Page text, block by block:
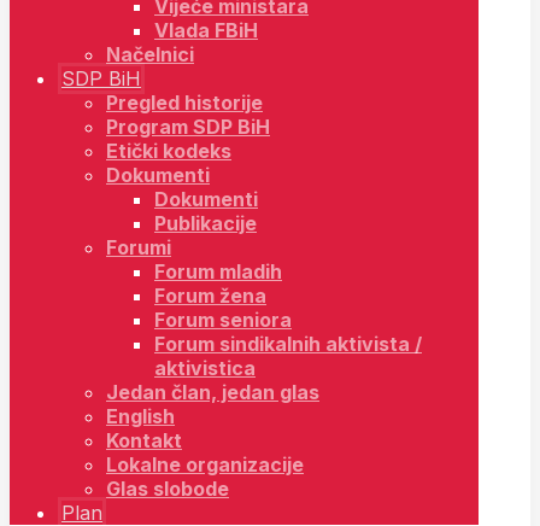
Vijeće ministara
Vlada FBiH
Načelnici
SDP BiH
Pregled historije
Program SDP BiH
Etički kodeks
Dokumenti
Dokumenti
Publikacije
Forumi
Forum mladih
Forum žena
Forum seniora
Forum sindikalnih aktivista /
aktivistica
Jedan član, jedan glas
English
Kontakt
Lokalne organizacije
Glas slobode
Plan